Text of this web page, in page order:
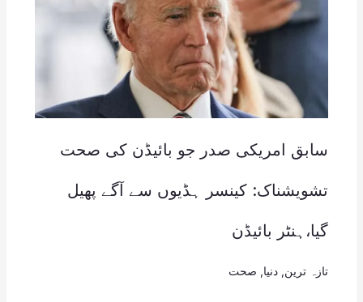
سابق امریکی صدر جو بائیڈن کی صحت
تشویشناک: کینسر ہڈیوں سے آگے پھیل
گیا،ہنٹر بائیڈن
تازہ ترین دنیا صحت